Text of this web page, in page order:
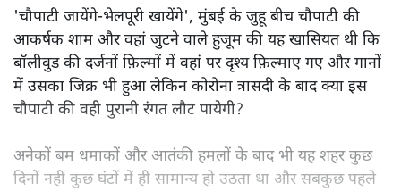
'चौपाटी जायेंगे-भेलपूरी खायेंगे', मुंबई के जुहू बीच चौपाटी की
आकर्षक शाम और वहां जुटने वाले हुजूम की यह खासियत थी कि
बॉलीवुड की दर्जनों फ़िल्मों में वहां पर दृश्य फ़िल्माए गए और गानों
में उसका जिक्र भी हुआ लेकिन कोरोना त्रासदी के बाद क्या इस
चौपाटी की वही पुरानी रंगत लौट पायेगी?
अनेकों बम धमाकों और आतंकी हमलों के बाद भी यह शहर कुछ
दिनों नहीं कुछ घंटों में ही सामान्य हो उठता था और सबकुछ पहले